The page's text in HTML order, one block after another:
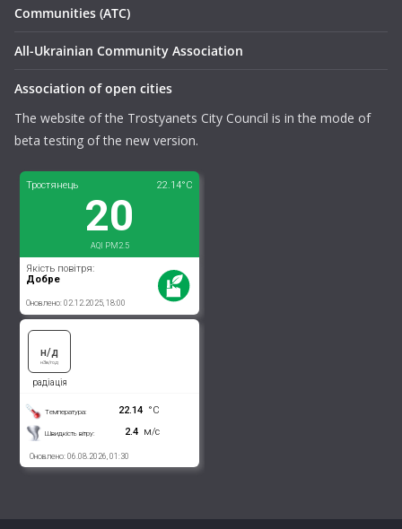
Communities (ATC)
All-Ukrainian Community Association
Association of open cities
The website of the Trostyanets City Council is in the mode of
beta testing of the new version.